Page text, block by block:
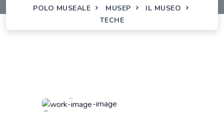
POLO MUSEALE MUSEP
IL MUSEO
TECHE